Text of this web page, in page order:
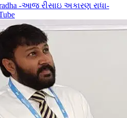
radha -આજ રીસાઇ અકારણ રાધા-